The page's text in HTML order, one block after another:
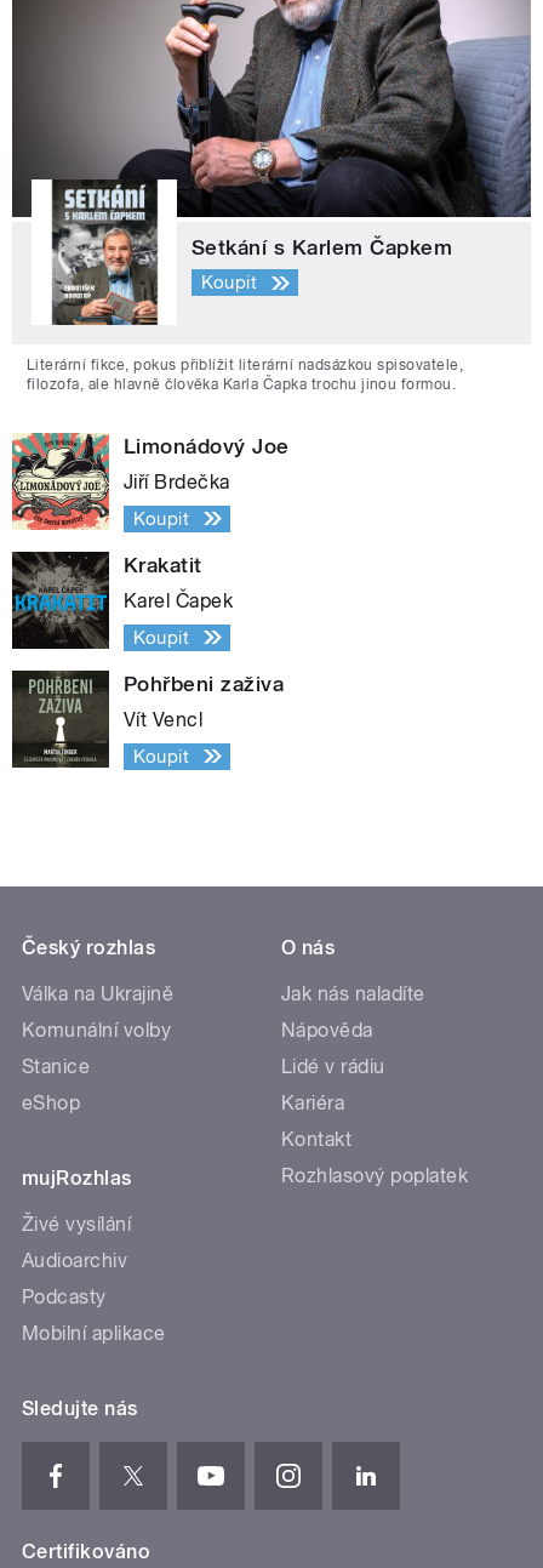
Setkání s Karlem Čapkem
Koupit
Literární fikce, pokus přiblížit literární nadsázkou spisovatele,
filozofa, ale hlavně člověka Karla Čapka trochu jinou formou.
Limonádový Joe
Jiří Brdečka
Koupit
Krakatit
Karel Čapek
Koupit
Pohřbeni zaživa
Vít Vencl
Koupit
Český rozhlas
Válka na Ukrajině
Komunální volby
Stanice
eShop
mujRozhlas
Živé vysílání
Audioarchiv
Podcasty
Mobilní aplikace
O nás
Jak nás naladíte
Nápověda
Lidé v rádiu
Kariéra
Kontakt
Rozhlasový poplatek
Sledujte nás
Certifikováno